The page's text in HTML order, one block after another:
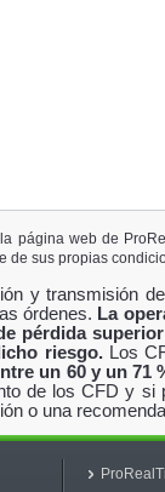
página web de
de sus propias
y transmisión
órdenes. La
pérdida
riesgo.Los
un 60 y un 71
de los CFD y
o una